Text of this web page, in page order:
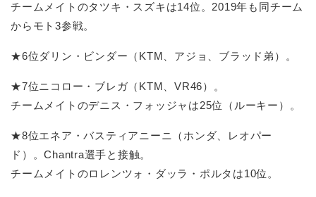
チームメイトのタツキ・スズキは14位。2019年も同チーム
からモト3参戦。
★6位ダリン・ビンダー（KTM、アジョ、ブラッド弟）。
★7位ニコロー・ブレガ（KTM、VR46）。
チームメイトのデニス・フォッジャは25位（ルーキー）。
★8位エネア・バスティアニーニ（ホンダ、レオパー
ド）。Chantra選手と接触。
チームメイトのロレンツォ・ダッラ・ポルタは10位。